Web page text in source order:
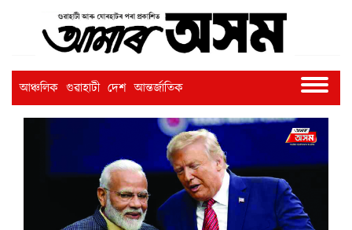
আঞ্চলিক গুৱাহাটী দেশ আন্তৰ্জাতিক